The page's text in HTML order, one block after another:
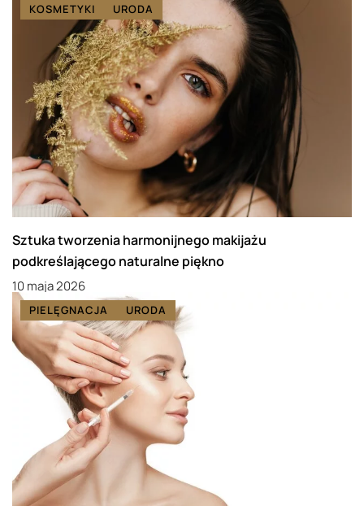
KOSMETYKI URODA
Sztuka tworzenia harmonijnego makijażu
podkreślającego naturalne piękno
10 maja 2026
PIELĘGNACJA URODA